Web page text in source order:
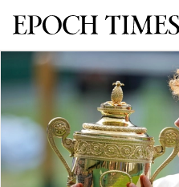
Svenska Epoch Times